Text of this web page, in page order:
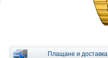
Плащане и доставка